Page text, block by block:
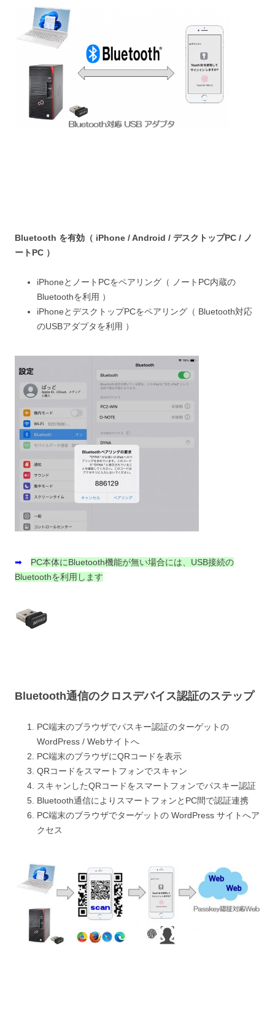
Bluetooth を有効（ iPhone / Android / デスクトップPC / ノ
ートPC ）
iPhoneとノートPCをペアリング（ ノートPC内蔵の
Bluetoothを利用 ）
iPhoneとデスクトップPCをペアリング（ Bluetooth対応
のUSBアダプタを利用 ）
➡
PC本体にBluetooth機能が無い場合には、USB接続の
Bluetoothを利用します
Bluetooth通信のクロスデバイス認証のステップ
PC端末のブラウザでパスキー認証のターゲットの
WordPress / Webサイトへ
PC端末のブラウザにQRコードを表示
QRコードをスマートフォンでスキャン
スキャンしたQRコードをスマートフォンでパスキー認証
Bluetooth通信によりスマートフォンとPC間で認証連携
PC端末のブラウザでターゲットの WordPress サイトへア
クセス